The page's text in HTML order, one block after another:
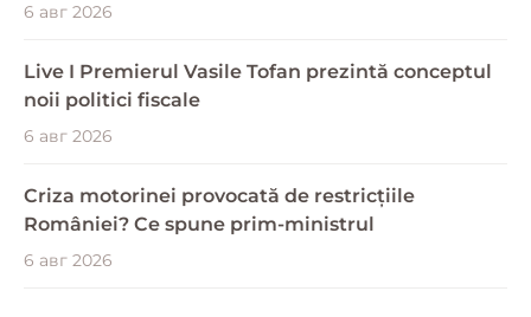
6 авг 2026
Live I Premierul Vasile Tofan prezintă conceptul
noii politici fiscale
6 авг 2026
Criza motorinei provocată de restricțiile
României? Ce spune prim-ministrul
6 авг 2026